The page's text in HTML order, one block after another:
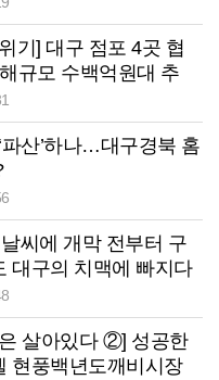
기] 대구 점포 4곳 협
규모 수백억원대 추
상권 공동화 불가피
파산’하나…대구경북 홈
씨에 개막 전부터 구
대구의 치맥에 빠지다
살아있다 ②] 성공한
현풍백년도깨비시장